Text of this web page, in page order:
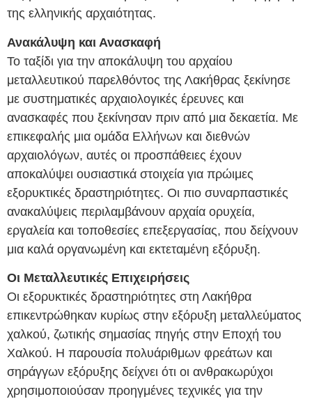
της ελληνικής αρχαιότητας.
Ανακάλυψη και Ανασκαφή
Το ταξίδι για την αποκάλυψη του αρχαίου
μεταλλευτικού παρελθόντος της Λακήθρας ξεκίνησε
με συστηματικές αρχαιολογικές έρευνες και
ανασκαφές που ξεκίνησαν πριν από μια δεκαετία. Με
επικεφαλής μια ομάδα Ελλήνων και διεθνών
αρχαιολόγων, αυτές οι προσπάθειες έχουν
αποκαλύψει ουσιαστικά στοιχεία για πρώιμες
εξορυκτικές δραστηριότητες. Οι πιο συναρπαστικές
ανακαλύψεις περιλαμβάνουν αρχαία ορυχεία,
εργαλεία και τοποθεσίες επεξεργασίας, που δείχνουν
μια καλά οργανωμένη και εκτεταμένη εξόρυξη.
Οι Μεταλλευτικές Επιχειρήσεις
Οι εξορυκτικές δραστηριότητες στη Λακήθρα
επικεντρώθηκαν κυρίως στην εξόρυξη μεταλλεύματος
χαλκού, ζωτικής σημασίας πηγής στην Εποχή του
Χαλκού. Η παρουσία πολυάριθμων φρεάτων και
σηράγγων εξόρυξης δείχνει ότι οι ανθρακωρύχοι
χρησιμοποιούσαν προηγμένες τεχνικές για την